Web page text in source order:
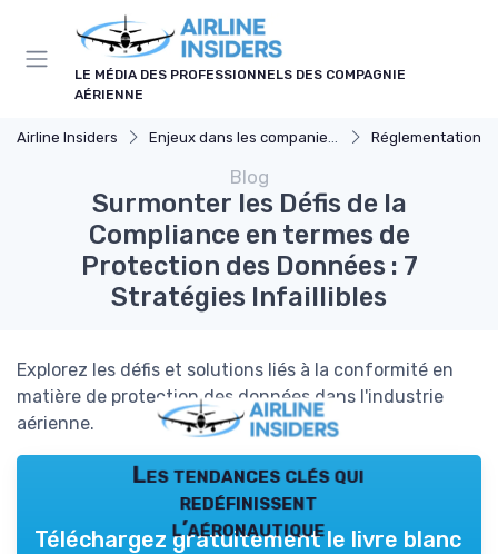
LE MÉDIA DES PROFESSIONNELS DES COMPAGNIE
AÉRIENNE
Airline Insiders Enjeux dans les companies d'aviation Réglementations
Blog
Surmonter les Défis de la
Compliance en termes de
Protection des Données : 7
Stratégies Infaillibles
Explorez les défis et solutions liés à la conformité en
matière de protection des données dans l'industrie
aérienne.
Les tendances clés qui
redéfinissent
l’aéronautique
Téléchargez gratuitement le livre blanc
Panneau de gestion des cookies